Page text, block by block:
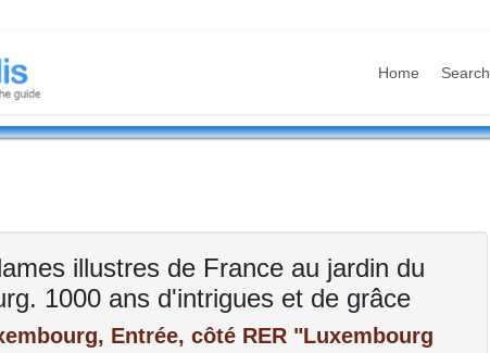
Home Search
illustres de France au jardin du
1000 ans d'intrigues et de grâce
Entrée, côté RER "Luxembourg